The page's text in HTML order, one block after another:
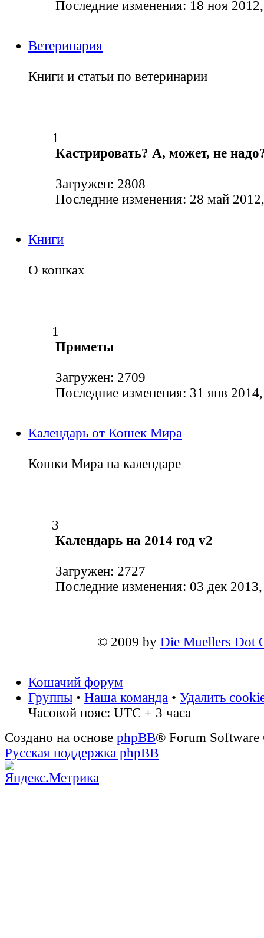
Последние изменения: 18 ноя
Ветеринария
Книги и статьи по ветеринарии
1
Кастрировать? А, может, не
Загружен: 2808
Последние изменения: 28 май
Книги
О кошках
1
Приметы
Загружен: 2709
Последние изменения: 31 янв
Календарь от Кошек Мира
Кошки Мира на календаре
3
Календарь на 2014 год v2
Загружен: 2727
Последние изменения: 03 дек
© 2009 by Die Muellers Dot
Кошачий форум
Группы • Наша команда • Удалить
Часовой пояс: UTC + 3 часа
Создано на основе phpBB® Forum
Русская поддержка phpBB